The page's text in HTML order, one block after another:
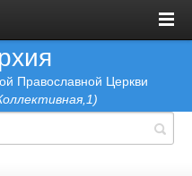
Православной Церкви